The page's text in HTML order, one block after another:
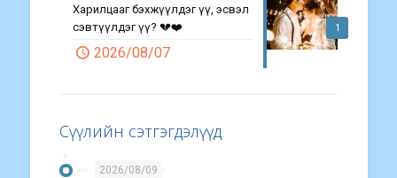
1
Харилцааг бэхжүүлдэг үү, эсвэл
сэвтүүлдэг үү? 💔❤️
2026/08/07
Сүүлийн сэтгэгдэлүүд
2026/08/09